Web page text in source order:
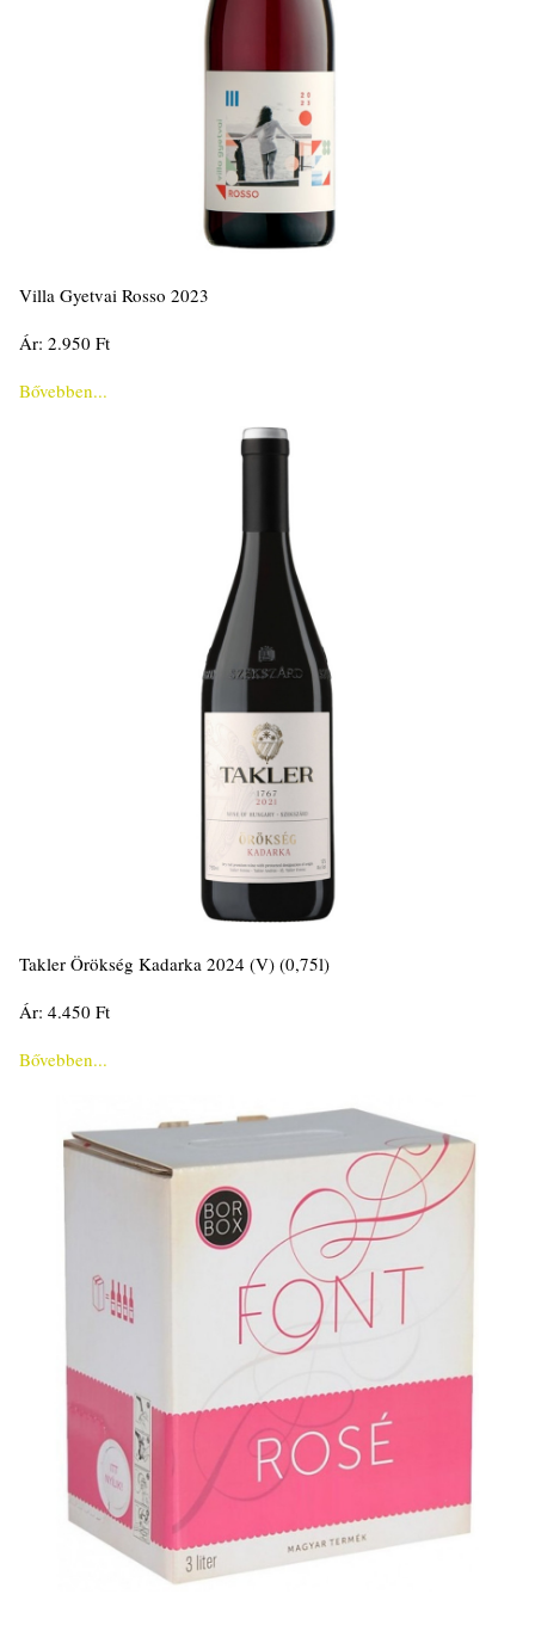
Villa Gyetvai Rosso 2023
Ár: 2.950 Ft
Bővebben...
Takler Örökség Kadarka 2024 (V) (0,75l)
Ár: 4.450 Ft
Bővebben...